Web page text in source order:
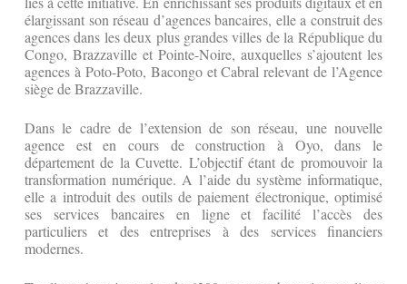
élargissant son réseau d’agences bancaires, elle a construit des
agences dans les deux plus grandes villes de la République du
Congo, Brazzaville et Pointe-Noire, auxquelles s’ajoutent les
agences à Poto-Poto, Bacongo et Cabral relevant de l’Agence
siège de Brazzaville.
Dans le cadre de l’extension de son réseau, une nouvelle
agence est en cours de construction à Oyo, dans le
département de la Cuvette. L’objectif étant de promouvoir la
transformation numérique. A l’aide du système informatique,
elle a introduit des outils de paiement électronique, optimisé
ses services bancaires en ligne et facilité l’accès des
particuliers et des entreprises à des services financiers
modernes.